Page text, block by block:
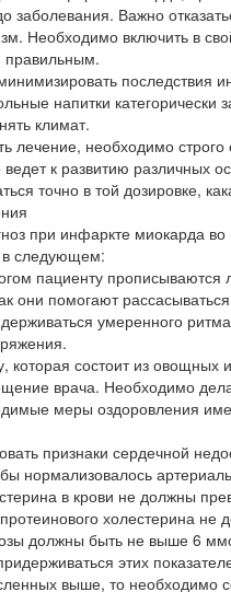
заболевания. Важно
Необходимо включить в
последствия
напитки категорически
климат.
лечение, необходимо
к развитию различных
точно в той дозировке,
при инфаркте миокарда
в следующем:
пациенту прописываются
они помогают
умеренного
которая состоит из
врача. Необходимо
меры оздоровления
признаки сердечной
нормализовалось
в крови не должны
холестерина
должны быть не выше 6
этих
выше, то необходимо